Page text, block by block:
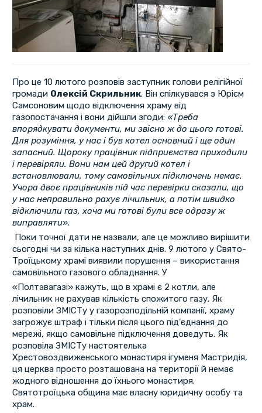
Про це 10 лютого розповів заступник голови релігійної
громади Олексій Скрильник. Він спілкувався з Юрієм
Самсоновим щодо відключення храму від
газопостачання і вони дійшли згоди: «Треба
впорядкувати документи, ми звісно ж до цього готові.
Для розуміння, у нас і був котел основний і ще один
запасний. Щороку працівник підприємства приходили
і перевіряли. Вони нам цей другий котел і
встановлювали, тому самовільних підключень немає.
Учора двоє працівників під час перевірки сказали, що
у нас неправильно рахує лічильник, а потім швидко
відключили газ, хоча ми готові були все одразу ж
виправляти».
Поки точної дати не назвали, але це можливо вирішити
сьогодні чи за кілька наступних днів. 9 лютого у Свято-
Троїцькому храмі виявили порушення – використання
самовільного газового обладнання. У
«Полтавагазі» кажуть, що в храмі є 2 котли, але
лічильник не рахував кількість спожитого газу. Як
розповіли ЗМІСТу у газорозподільній компанії, храму
загрожує штраф і тільки після цього під’єднання до
мережі, якщо самовільне підключення доведуть. Як
розповіла ЗМІСТу настоятелька
Хрестовоздвиженського монастиря ігуменя Мастридія,
ця церква просто розташована на території й немає
жодного відношення до їхнього монастиря.
Святотроїцька община має власну юридичну особу та
храм.